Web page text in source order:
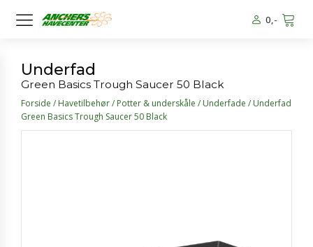
0,-
Forside / Havetilbehør/ Potter & underskåle / Underfade / Underfad
Green Basics Trough Saucer 50 Black
Underfad
Green Basics Trough Saucer 50 Black